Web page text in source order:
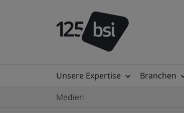
Unsere Expertise Branchen
Medien